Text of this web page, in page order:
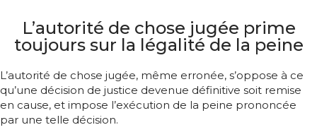
L’autorité de chose jugée prime
toujours sur la légalité de la peine
L’autorité de chose jugée, même erronée, s’oppose à ce
qu’une décision de justice devenue définitive soit remise
en cause, et impose l’exécution de la peine prononcée
par une telle décision.